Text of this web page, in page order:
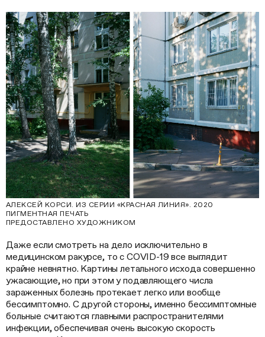
АЛЕКСЕЙ КОРСИ. ИЗ СЕРИИ «КРАСНАЯ ЛИНИЯ». 2020
ПИГМЕНТНАЯ ПЕЧАТЬ
ПРЕДОСТАВЛЕНО ХУДОЖНИКОМ
Даже если смотреть на дело исключительно в
медицинском ракурсе, то с COVID-19 все выглядит
крайне невнятно. Картины летального исхода совершенно
ужасающие, но при этом у подавляющего числа
зараженных болезнь протекает легко или вообще
бессимптомно. С другой стороны, именно бессимптомные
больные считаются главными распространителями
инфекции, обеспечивая очень высокую скорость